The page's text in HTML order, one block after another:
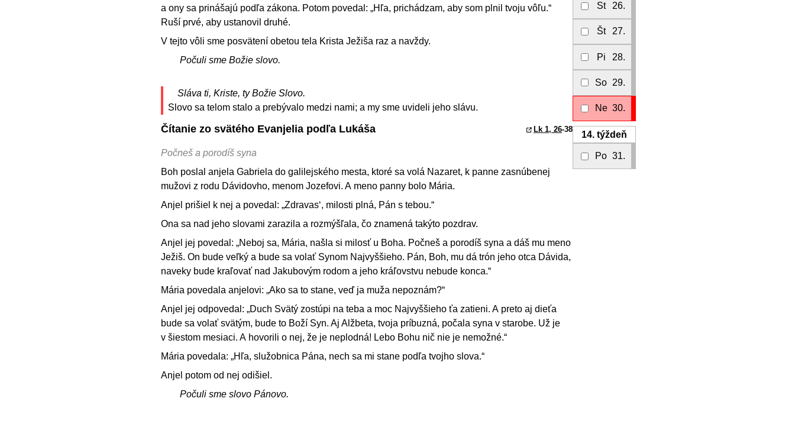
a ony sa prinášajú podľa zákona. Potom povedal: „Hľa, prichádzam, aby som plnil tvoju vôľu.“
Ruší prvé, aby ustanovil druhé.
V tejto vôli sme posvätení obetou tela Krista Ježiša raz a navždy.
Počuli sme Božie slovo.
Sláva ti, Kriste, ty Božie Slovo.
Slovo sa telom stalo a prebývalo medzi nami; a my sme uvideli jeho slávu.
Čítanie zo svätého Evanjelia podľa Lukáša Lk 1, 26-38
Počneš a porodíš syna
Boh poslal anjela Gabriela do galilejského mesta, ktoré sa volá Nazaret, k panne zasnúbenej
mužovi z rodu Dávidovho, menom Jozefovi. A meno panny bolo Mária.
Anjel prišiel k nej a povedal: „Zdravas‘, milosti plná, Pán s tebou.“
Ona sa nad jeho slovami zarazila a rozmýšľala, čo znamená takýto pozdrav.
Anjel jej povedal: „Neboj sa, Mária, našla si milosť u Boha. Počneš a porodíš syna a dáš mu meno
Ježiš. On bude veľký a bude sa volať Synom Najvyššieho. Pán, Boh, mu dá trón jeho otca Dávida,
naveky bude kraľovať nad Jakubovým rodom a jeho kráľovstvu nebude konca.“
Mária povedala anjelovi: „Ako sa to stane, veď ja muža nepoznám?“
Anjel jej odpovedal: „Duch Svätý zostúpi na teba a moc Najvyššieho ťa zatieni. A preto aj dieťa
bude sa volať svätým, bude to Boží Syn. Aj Alžbeta, tvoja príbuzná, počala syna v starobe. Už je
v šiestom mesiaci. A hovorili o nej, že je neplodná! Lebo Bohu nič nie je nemožné.“
Mária povedala: „Hľa, služobnica Pána, nech sa mi stane podľa tvojho slova.“
Anjel potom od nej odišiel.
Počuli sme slovo Pánovo.
St 26.
Št 27.
Pi 28.
So 29.
Ne 30.
14.týždeň
Po 31.